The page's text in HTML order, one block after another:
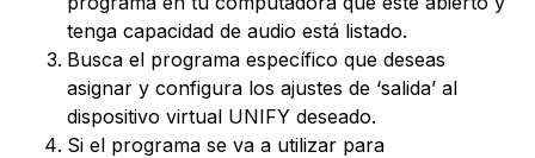
tenga capacidad de audio está listado.
Busca el programa específico que deseas
asignar y configura los ajustes de ‘salida’ al
dispositivo virtual UNIFY deseado.
Si el programa se va a utilizar para